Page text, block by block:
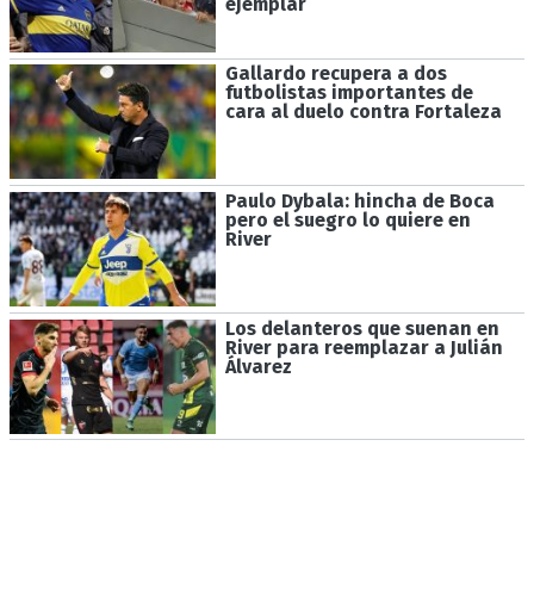
Gallardo recupera a dos
futbolistas importantes de
cara al duelo contra Fortaleza
Paulo Dybala: hincha de Boca
pero el suegro lo quiere en
River
Los delanteros que suenan en
River para reemplazar a Julián
Álvarez